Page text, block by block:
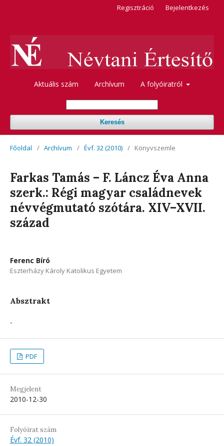
Aktuális szám Archívum A folyóiratról
Keresés
Regisztráció Bejelentkezés
Főoldal / Archívum / Évf. 32 (2010) / Könyvszemle
Farkas Tamás – F. Láncz Éva Anna
szerk.: Régi magyar családnevek
névvégmutató szótára. XIV–XVII.
század
Ferenc Bíró
Eszterházy Károly Katolikus Egyetem
Absztrakt
-
PDF
Megjelent
2010-12-30
Folyóirat szám
Évf. 32 (2010)